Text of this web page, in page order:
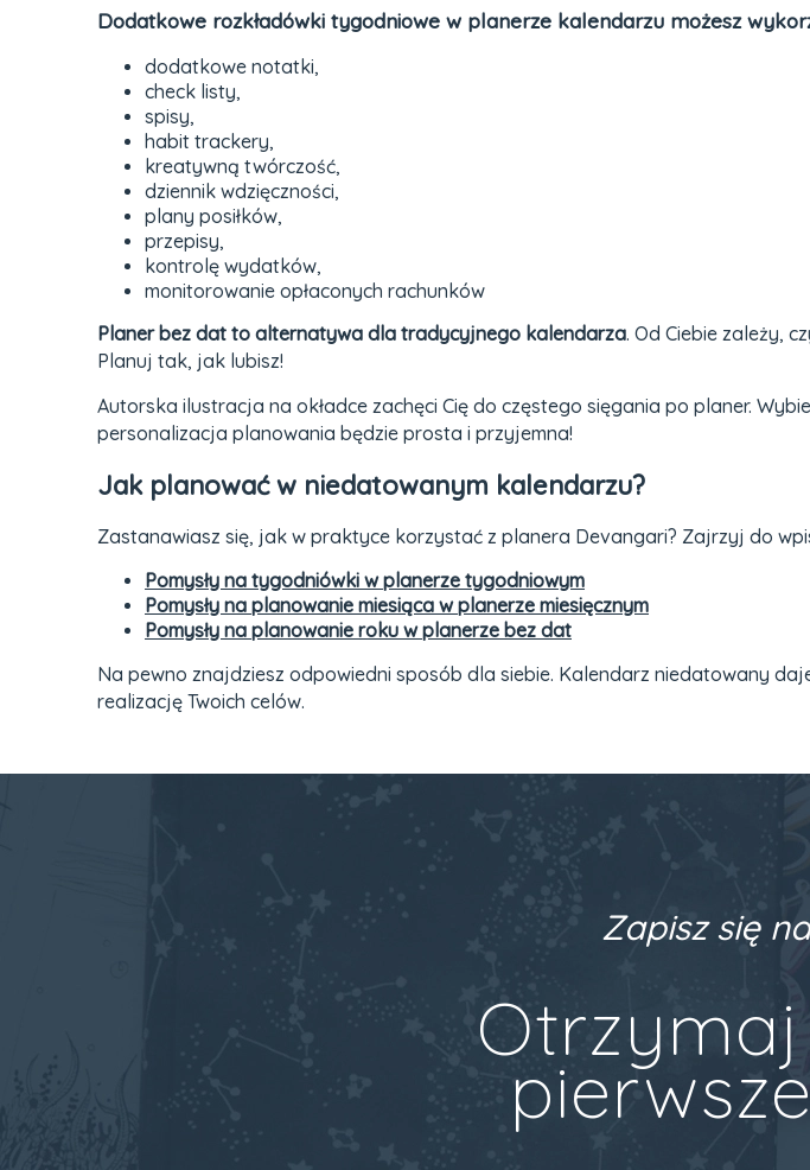
Dodatkowe rozkładówki tygodniowe w planerze kalendarzu możesz
dodatkowe notatki,
check listy,
spisy,
habit trackery,
kreatywną twórczość,
dziennik wdzięczności,
plany posiłków,
przepisy,
kontrolę wydatków,
monitorowanie opłaconych rachunków
Planer bez dat to alternatywa dla tradycyjnego kalendarza. Od Ciebie zależy,
Planuj tak, jak lubisz!
Autorska ilustracja na okładce zachęci Cię do częstego sięgania po planer.
personalizacja planowania będzie prosta i przyjemna!
Jak planować w niedatowanym kalendarzu?
Zastanawiasz się, jak w praktyce korzystać z planera Devangari? Zajrzyj do
Pomysły na tygodniówki w planerze tygodniowym
Pomysły na planowanie miesiąca w planerze miesięcznym
Pomysły na planowanie roku w planerze bez dat
Na pewno znajdziesz odpowiedni sposób dla siebie. Kalendarz niedatowany
realizację Twoich celów.
Zapisz się